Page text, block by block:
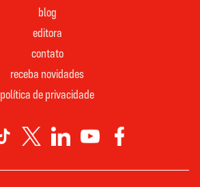
blog
editora
contato
receba novidades
política de privacidade